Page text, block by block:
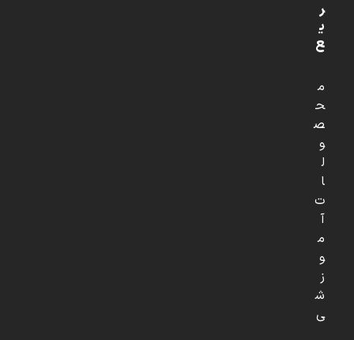
ر
ی
ع
م
ح
ص
و
ل
ا
ت
آ
م
و
ز
ش
ی